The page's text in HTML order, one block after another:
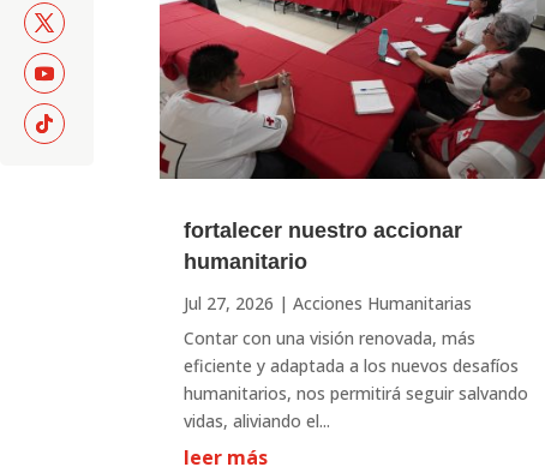
fortalecer nuestro accionar
humanitario
Jul 27, 2026 |Acciones Humanitarias
Contar con una visión renovada, más
eficiente y adaptada a los nuevos desafíos
humanitarios, nos permitirá seguir salvando
vidas, aliviando el...
leer más